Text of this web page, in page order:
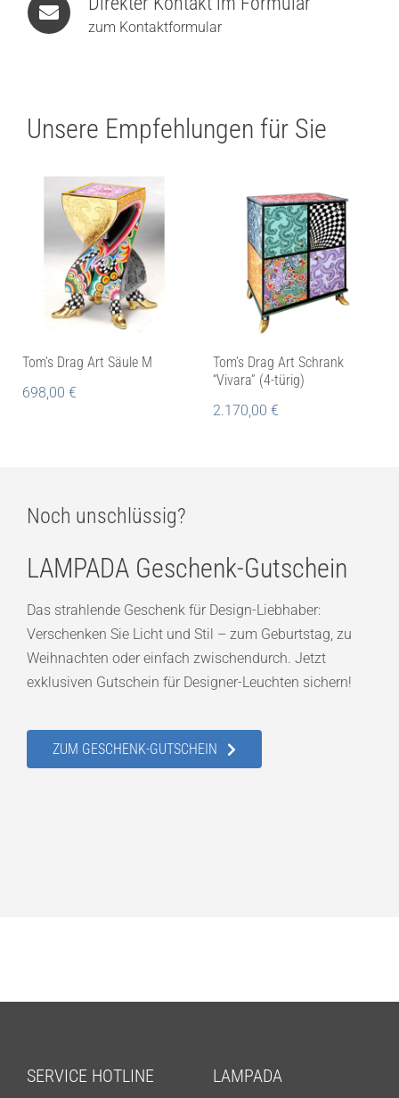
zum Kontaktformular
Unsere Empfehlungen für Sie
Tom’s Drag Art Säule M
698,00 €
Tom’s Drag Art Schrank
“Vivara” (4-türig)
2.170,00 €
Noch unschlüssig?
LAMPADA Geschenk-Gutschein
Das strahlende Geschenk für Design-Liebhaber:
Verschenken Sie Licht und Stil – zum Geburtstag, zu
Weihnachten oder einfach zwischendurch. Jetzt
exklusiven Gutschein für Designer-Leuchten sichern!
ZUM GESCHENK-GUTSCHEIN
SERVICE HOTLINE LAMPADA